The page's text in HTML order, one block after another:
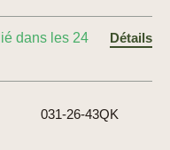
dans les 24
Détails
031-26-43QK